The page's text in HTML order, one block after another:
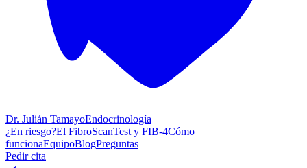
Dr. Julián TamayoEndocrinología
¿En riesgo?El FibroScanTest y FIB-4Cómo
funcionaEquipoBlogPreguntas
Pedir cita